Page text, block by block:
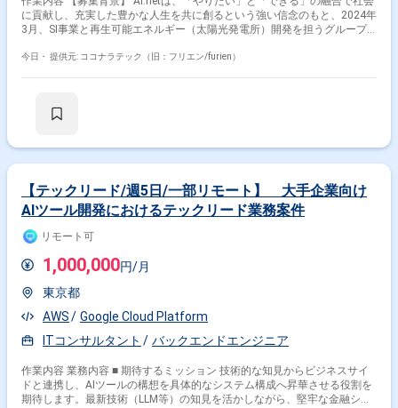
に貢献し、充実した豊かな人生を共に創るという強い信念のもと、2024年
3月、SI事業と再生可能エネルギー（太陽光発電所）開発を担うグループ
治体、大学、電力会社、メーカーとスピード感をもち連携しながら、研究
AIチャットボットの開発、プロンプトエンジニアリングの実践などを行っ
さを許容しながら積極的な行動がとれ、協調性があり、探究心をもってい
る方を歓迎いたします。成果をあげるために必要なスキルを備え、礼儀正
しく謙虚である方を求めています。 【ポジションの魅力】 太陽光発電所
ソリューションや蓄電所ソリューションに関するクラウドソリューション
の企画からPoC、ローンチまで一連のプロセスに関わることができます。
【開発環境】 生成AI技術やLLMを活用したPoC開発およびAIアプリケーシ
ョン開発を行っていただきます。
今日・ 提供元: ココナラテック（旧：フリエン/furien）
【テックリード/週5日/一部リモート】 大手企業向け
AIツール開発におけるテックリード業務案件
リモート可
1,000,000円/月
東京都
AWS
Google Cloud Platform
ITコンサルタント
バックエンドエンジニア
作業内容 業務内容 ■ 期待するミッション 技術的な知見からビジネスサイ
ドと連携し、AIツールの構想を具体的なシステム構成へ昇華させる役割を
期待します。最新技術（LLM等）の知見を活かしながら、堅牢な金融シス